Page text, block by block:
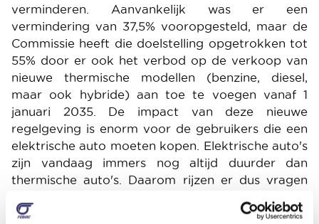
verminderen. Aanvankelijk was er een
vermindering van 37,5% vooropgesteld, maar de
Commissie heeft die doelstelling opgetrokken tot
55% door er ook het verbod op de verkoop van
nieuwe thermische modellen (benzine, diesel,
maar ook hybride) aan toe te voegen vanaf 1
januari 2035. De impact van deze nieuwe
regelgeving is enorm voor de gebruikers die een
elektrische auto moeten kopen. Elektrische auto's
zijn vandaag immers nog altijd duurder dan
thermische auto's. Daarom rijzen er dus vragen
budget voorzien om deze transitie te begeleiden.